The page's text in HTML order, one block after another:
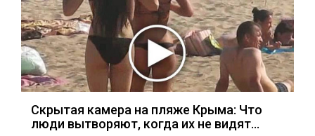
Скрытая камера на пляже Крыма: Что
люди вытворяют, когда их не видят...